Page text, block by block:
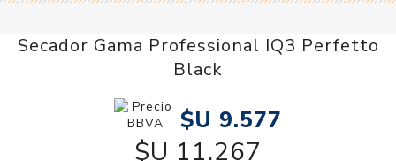
Secador Gama Professional IQ3 Perfetto
Black
$U 9.577
$U 11.267